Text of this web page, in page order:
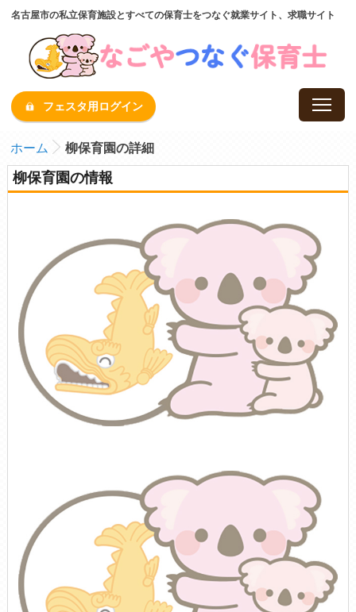
名古屋市の私立保育施設とすべての保育士をつなぐ就業サイト、求職サイト
フェスタ用ログイン
ホーム 柳保育園の詳細
柳保育園の情報